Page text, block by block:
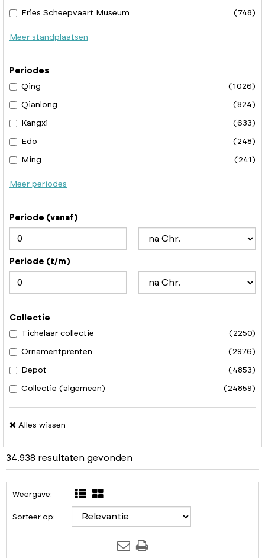
Fries Scheepvaart Museum (748)
Meer standplaatsen
Periodes
Qing
(1026)
Qianlong (824)
Kangxi (633)
Edo (248)
Ming (241)
Meer periodes
Periode (vanaf)
Periode (t/m)
Collectie
Tichelaar collectie
(2250)
Ornamentprenten (2976)
Depot (4853)
Collectie (algemeen) (24859)
Alles wissen
34.938 resultaten gevonden
Weergave:
Sorteer op: